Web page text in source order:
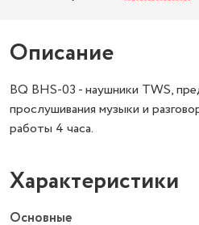
Описание
BQ BHS-03 - наушники TWS,
прослушивания музыки и
работы 4 часа.
Характеристики
Основные